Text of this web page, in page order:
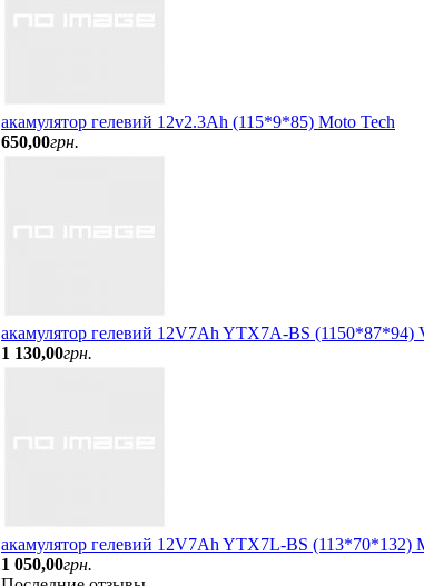
акамулятор гелевий 12v2.3Ah (115*9*85) Moto Tech
650,00грн.
акамулятор гелевий 12V7Ah YTX7A-BS
1 130,00грн.
акамулятор гелевий 12V7Ah YTX7L-BS (113*70*132)
1 050,00грн.